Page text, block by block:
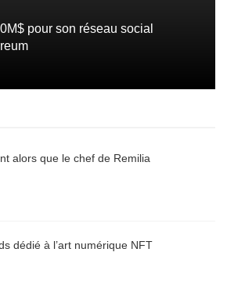
pour son réseau social
alors que le chef de Remilia
dédié à l’art numérique NFT